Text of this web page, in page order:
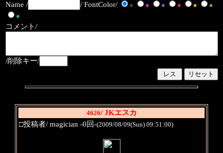
Name /
/ FontColor/ ● ● ● ● ●
●
●
コメント/
/削除キー/
4626/ JKエスカ
□投稿者/ magician -0回-(2009/08/09(Sun) 09:51:00)